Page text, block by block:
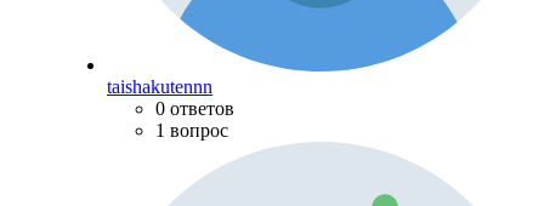
taishakutennn
0 ответов
1 вопрос